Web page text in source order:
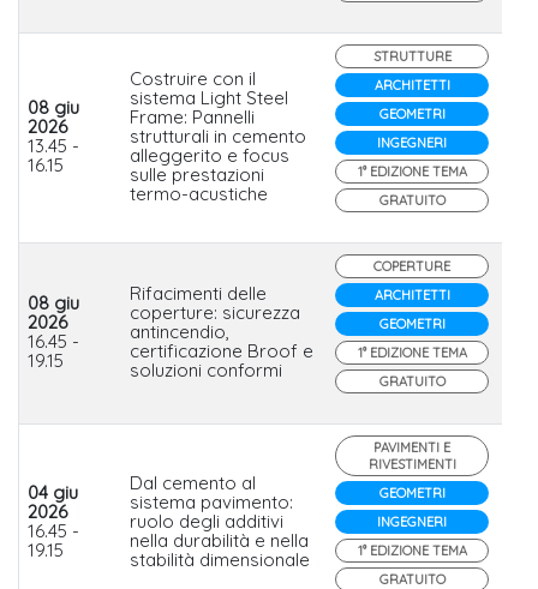
08 giu
2026
13.45 -
16.15
Costruire con il
sistema Light Steel
Frame: Pannelli
strutturali in cemento
alleggerito e focus
sulle prestazioni
termo-acustiche
STRUTTURE
ARCHITETTI
GEOMETRI
INGEGNERI
1° EDIZIONE TEMA
GRATUITO
08 giu
2026
16.45 -
19.15
Rifacimenti delle
coperture: sicurezza
antincendio,
certificazione Broof e
soluzioni conformi
COPERTURE
ARCHITETTI
GEOMETRI
1° EDIZIONE TEMA
GRATUITO
04 giu
2026
16.45 -
19.15
Dal cemento al
sistema pavimento:
ruolo degli additivi
nella durabilità e nella
stabilità dimensionale
PAVIMENTI E
RIVESTIMENTI
GEOMETRI
INGEGNERI
1° EDIZIONE TEMA
GRATUITO